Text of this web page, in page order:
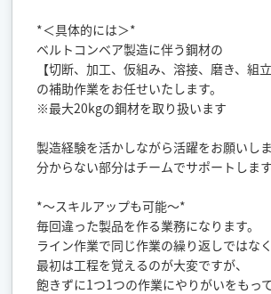
*＜具体的には＞*
ベルトコンベア製造に伴う鋼材の
【切断、加工、仮組み、溶接、磨き、組
の補助作業をお任せいたします。
※最大20kgの鋼材を取り扱います
製造経験を活かしながら活躍をお願いし
分からない部分はチームでサポートします
*～スキルアップも可能～*
毎回違った製品を作る業務になります。
ライン作業で同じ作業の繰り返しではなく
最初は工程を覚えるのが大変ですが、
飽きずに1つ1つの作業にやりがいをもっ